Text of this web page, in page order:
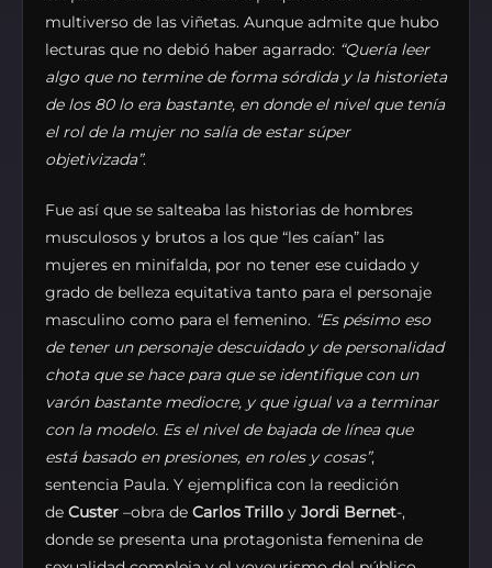
multiverso de las viñetas. Aunque admite que hubo
lecturas que no debió haber agarrado: “Quería leer
algo que no termine de forma sórdida y la historieta
de los 80 lo era bastante, en donde el nivel que tenía
el rol de la mujer no salía de estar súper
objetivizada”.
Fue así que se salteaba las historias de hombres
musculosos y brutos a los que “les caían” las
mujeres en minifalda, por no tener ese cuidado y
grado de belleza equitativa tanto para el personaje
masculino como para el femenino. “Es pésimo eso
de tener un personaje descuidado y de personalidad
chota que se hace para que se identifique con un
varón bastante mediocre, y que igual va a terminar
con la modelo. Es el nivel de bajada de línea que
está basado en presiones, en roles y cosas”,
sentencia Paula. Y ejemplifica con la reedición
de Custer –obra de Carlos Trillo y Jordi Bernet-,
donde se presenta una protagonista femenina de